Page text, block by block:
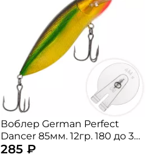
Воблер German Perfect
Dancer 85мм. 12гр. 180 до 3м.
floating
285 ₽